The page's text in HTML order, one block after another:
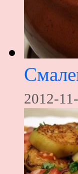
2012-